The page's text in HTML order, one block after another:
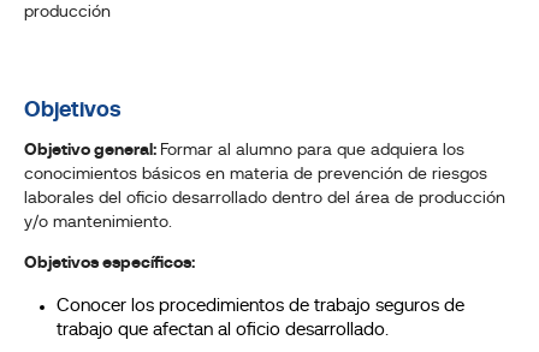
producción
Objetivos
Objetivo general: Formar al alumno para que adquiera los
conocimientos básicos en materia de prevención de riesgos
laborales del oficio desarrollado dentro del área de producción
y/o mantenimiento.
Objetivos específicos:
Conocer los procedimientos de trabajo seguros de
trabajo que afectan al oficio desarrollado.